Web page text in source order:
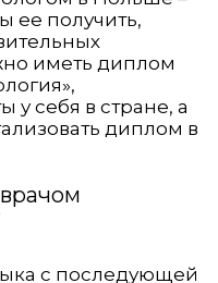
ее получить,
иметь диплом
у себя в стране, а
диплом в
с последующей